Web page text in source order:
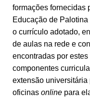
formações fornecidas
Educação de
o currículo adotado,
de aulas na rede e
encontradas por
componentes
extensão
oficinas online para